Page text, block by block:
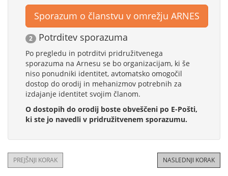
Sporazum o članstvu v omrežju ARNES
2 Potrditev sporazuma
Po pregledu in potrditvi pridružitvenega
sporazuma na Arnesu se bo organizacijam, ki še
niso ponudniki identitet, avtomatsko omogočil
dostop do orodij in mehanizmov potrebnih za
izdajanje identitet svojim članom.
O dostopih do orodij boste obveščeni po E-Pošti,
ki ste jo navedli v pridružitvenem sporazumu.